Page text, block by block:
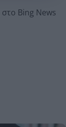
στο Bing News